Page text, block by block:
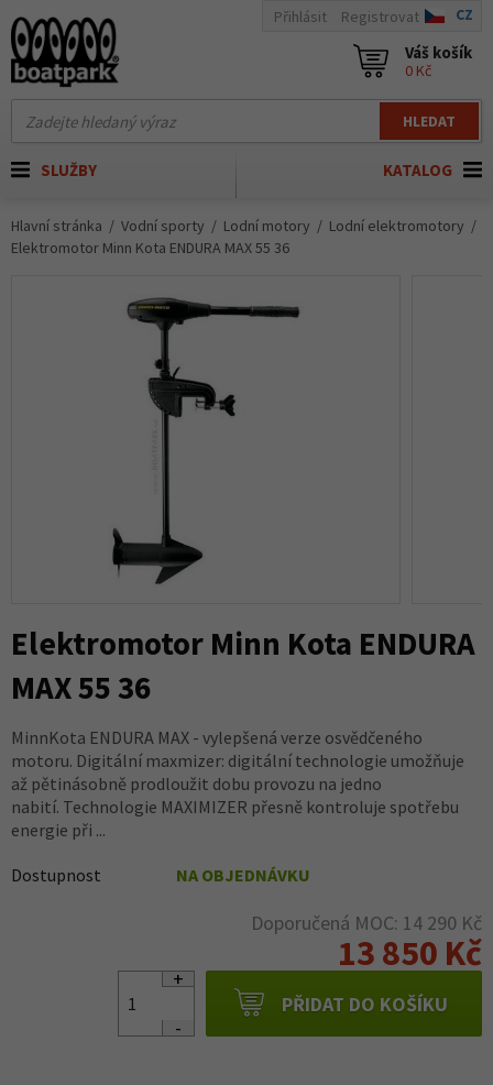
HLEDAT
Přihlásit Registrovat CZ
Váš košík
0 Kč
KATALOG
SLUŽBY
Hlavní stránka Vodní sporty Lodní motory
Lodní elektromotory
Elektromotor Minn Kota ENDURA MAX 55 36
Elektromotor Minn Kota ENDURA
MAX 55 36
MinnKota ENDURA MAX - vylepšená verze osvědčeného
motoru. Digitální maxmizer: digitální technologie umožňuje
až pětinásobně prodloužit dobu provozu na jedno
nabití. Technologie MAXIMIZER přesně kontroluje spotřebu
energie při ...
Dostupnost NA OBJEDNÁVKU
Doporučená MOC: 14 290 Kč
13 850 Kč
PŘIDAT DO KOŠÍKU